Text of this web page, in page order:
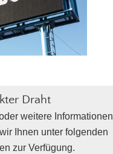
Draht
weitere Informationen
Ihnen unter folgenden
zur Verfügung.